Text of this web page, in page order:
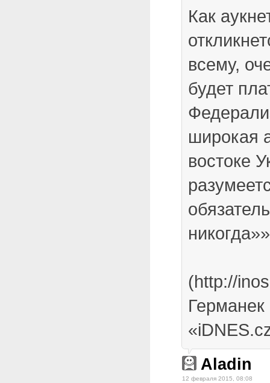
Как
всему,
будет
широкая
востоке
(http://
Aladin
12 февраля 2015, 08:08